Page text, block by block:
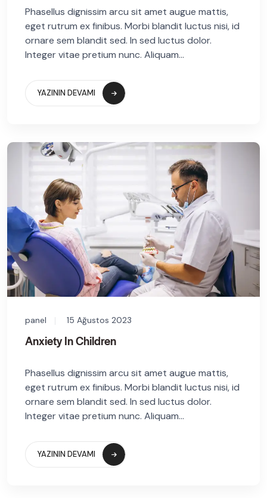
Phasellus dignissim arcu sit amet augue mattis,
eget rutrum ex finibus. Morbi blandit luctus nisi, id
ornare sem blandit sed. In sed luctus dolor.
Integer vitae pretium nunc. Aliquam...
YAZININ DEVAMI
panel 15 Ağustos 2023
Anxiety In Children
Phasellus dignissim arcu sit amet augue mattis,
eget rutrum ex finibus. Morbi blandit luctus nisi, id
ornare sem blandit sed. In sed luctus dolor.
Integer vitae pretium nunc. Aliquam...
YAZININ DEVAMI